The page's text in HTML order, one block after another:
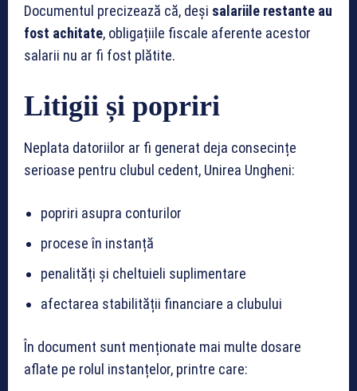
Documentul precizează că, deși salariile restante au
fost achitate, obligațiile fiscale aferente acestor
salarii nu ar fi fost plătite.
Litigii și popriri
Neplata datoriilor ar fi generat deja consecințe
serioase pentru clubul cedent, Unirea Ungheni:
popriri asupra conturilor
procese în instanță
penalități și cheltuieli suplimentare
afectarea stabilității financiare a clubului
În document sunt menționate mai multe dosare
aflate pe rolul instanțelor, printre care: